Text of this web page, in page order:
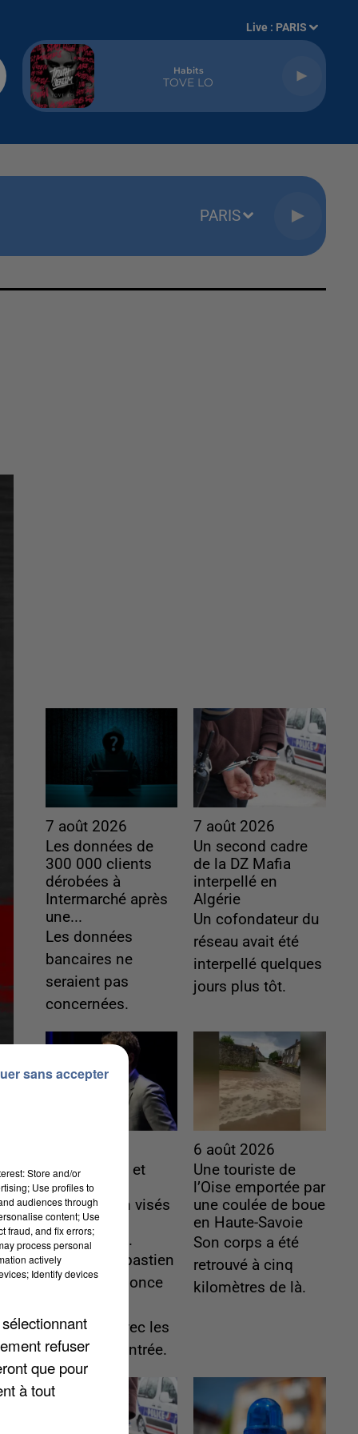
Live : PARIS
Habits
TOVE LO
PARIS
7 août 2026
Les données de
300 000 clients
dérobées à
Intermarché après
une...
Les données
bancaires ne
seraient pas
concernées.
7 août 2026
Un second cadre
de la DZ Mafia
interpellé en
Algérie
Un cofondateur du
réseau avait été
interpellé quelques
jours plus tôt.
Gabriel Attal et
Raphaël
Glucksmann visés
par des
ingérences...
Sollicité, Sébastien
Lecornu annonce
commun" avec les
partis à la rentrée.
6 août 2026
Une touriste de
l’Oise emportée par
une coulée de boue
en Haute-Savoie
Son corps a été
retrouvé à cinq
kilomètres de là.
Store and/or
Use profiles to
audiences through
content; Use
fraud, and fix errors;
process personal
actively
Identify devices
refuser
que pour
à tout
sans accepter